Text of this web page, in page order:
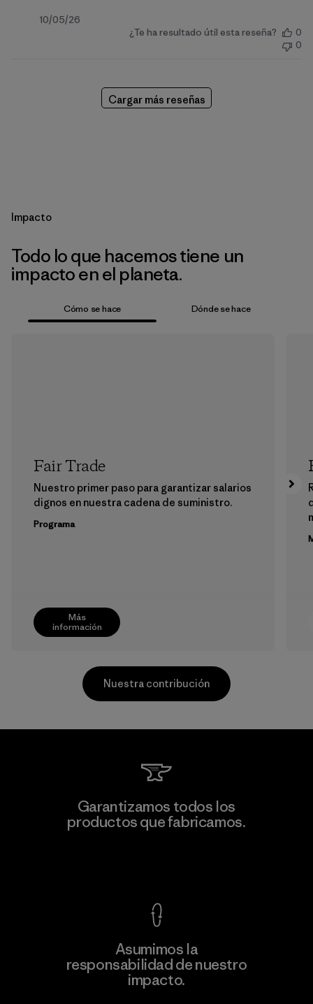
Fecha
10/05/26
¿Te ha resultado útil esta reseña?
0
0
Cargar más reseñas
Impacto
Todo lo que hacemos tiene un
impacto en el planeta.
Cómo se hace Dónde se hace
Más
información
Fair Trade
Nuestro primer paso para garantizar salarios
dignos en nuestra cadena de suministro.
Programa
información
V.T. Garment Co., Ltd.
Nuestra contribución
Garantizamos todos los
productos que fabricamos.
Asumimos la
responsabilidad de nuestro
impacto.